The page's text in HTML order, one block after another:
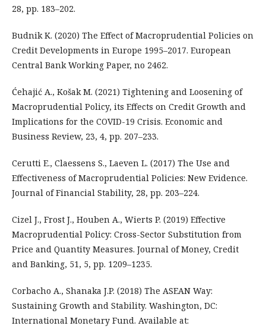
28, pp. 183–202.
Budnik K. (2020) The Effect of Macroprudential Policies on
Credit Developments in Europe 1995–2017. European
Central Bank Working Paper, no 2462.
Ćehajić A., Košak M. (2021) Tightening and Loosening of
Macroprudential Policy, its Effects on Credit Growth and
Implications for the COVID-19 Crisis. Economic and
Business Review, 23, 4, pp. 207–233.
Cerutti E., Claessens S., Laeven L. (2017) The Use and
Effectiveness of Macroprudential Policies: New Evidence.
Journal of Financial Stability, 28, pp. 203–224.
Cizel J., Frost J., Houben A., Wierts P. (2019) Effective
Macroprudential Policy: Cross-Sector Substitution from
Price and Quantity Measures. Journal of Money, Credit
and Banking, 51, 5, pp. 1209–1235.
Corbacho A., Shanaka J.P. (2018) The ASEAN Way:
Sustaining Growth and Stability. Washington, DC:
International Monetary Fund. Available at: